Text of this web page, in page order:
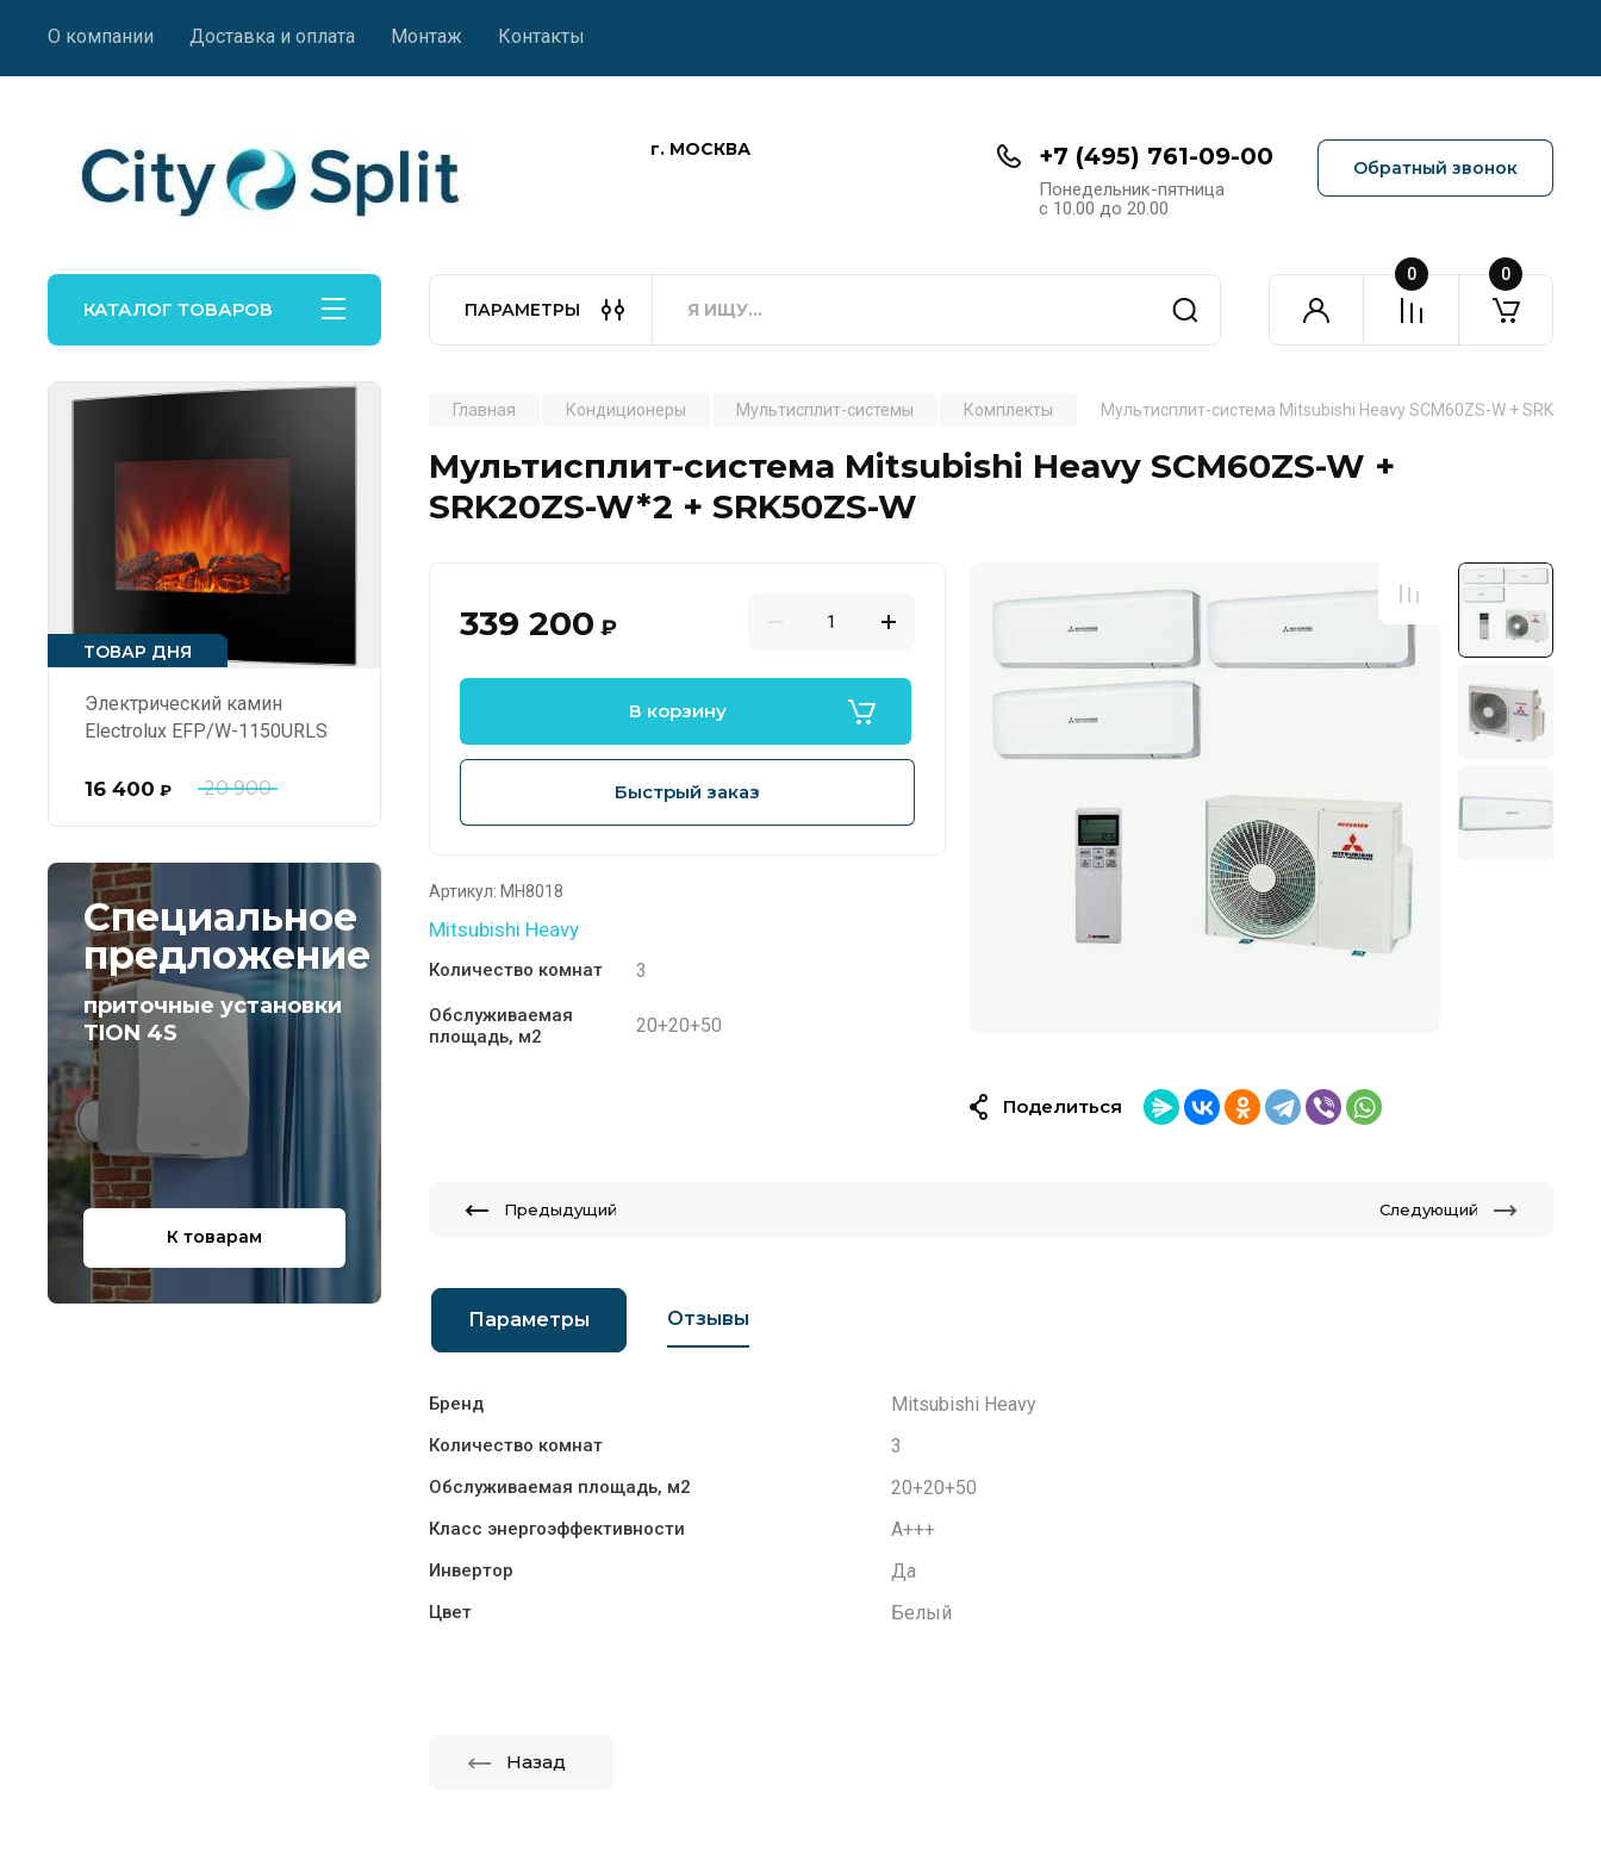
О компании Доставка и оплата Монтаж Контакты
г. МОСКВА +7 (495) 761-09-00
Понедельник-пятница
с 10.00 до 20.00
Обратный звонок
КАТАЛОГ ТОВАРОВ ПАРАМЕТРЫ
0 0
ТОВАР ДНЯ
Электрический камин
Electrolux EFP/W-1150URLS
20 900
16 400 ₽
Специальное
предложение
приточные установки
TION 4S
К товарам
Главная Кондиционеры Мультисплит-системы Комплекты Мультисплит-система Mitsubishi Heavy SCM60ZS-W +
Мультисплит-система Mitsubishi Heavy SCM60ZS-W +
SRK20ZS-W*2 + SRK50ZS-W
339 200 ₽
В корзину
Быстрый заказ
Артикул: MH8018
Mitsubishi Heavy
Количество комнат 3
Обслуживаемая
площадь, м2
20+20+50
Поделиться
Предыдущий Следующий
Параметры Отзывы
Бренд Mitsubishi Heavy
Количество комнат 3
Обслуживаемая площадь, м2 20+20+50
Класс энергоэффективности A+++
Инвертор Да
Цвет Белый
Назад